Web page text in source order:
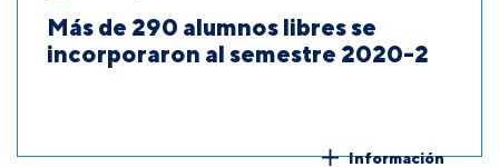
Más de 290 alumnos libres se
incorporaron al semestre 2020-2
Información